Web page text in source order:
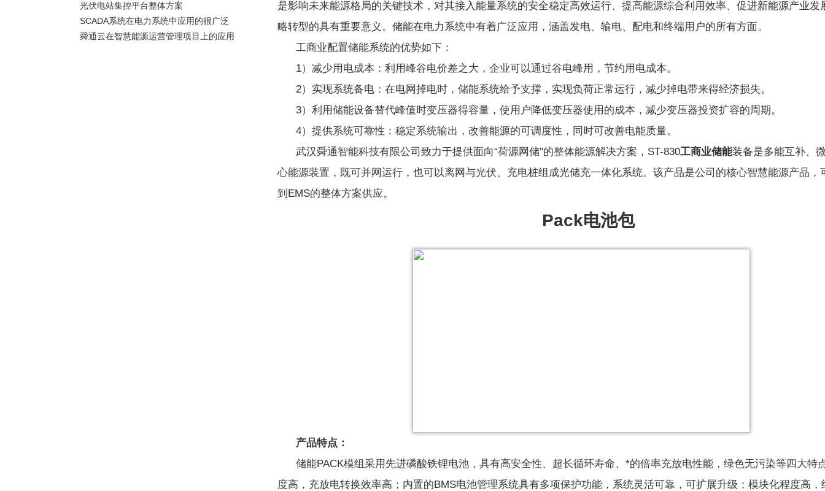
是影响未来能源格局的关键技术，对其接入能量系统的安全稳定高效运行、提高能源综合利用效率、促进新能源产业发
略转型的具有重要意义。储能在电力系统中有着广泛应用，涵盖发电、输电、配电和终端用户的所有方面。
工商业配置储能系统的优势如下：
1）减少用电成本：利用峰谷电价差之大，企业可以通过谷电峰用，节约用电成本。
2）实现系统备电：在电网掉电时，储能系统给予支撑，实现负荷正常运行，减少掉电带来得经济损失。
3）利用储能设备替代峰值时变压器得容量，使用户降低变压器使用的成本，减少变压器投资扩容的周期。
4）提供系统可靠性：稳定系统输出，改善能源的可调度性，同时可改善电能质量。
武汉舜通智能科技有限公司致力于提供面向“荷源网储"的整体能源解决方案，ST-830工商业储能装备是多能互补、
心能源装置，既可并网运行，也可以离网与光伏、充电桩组成光储充一体化系统。该产品是公司的核心智慧能源产品，
到EMS的整体方案供应。
Pack电池包
产品特点：
储能PACK模组采用先进磷酸铁锂电池，具有高安全性、超长循环寿命、*的倍率充放电性能，绿色无污染等四大特
度高，充放电转换效率高；内置的BMS电池管理系统具有多项保护功能，系统灵活可靠，可扩展升级；模块化程度高
光伏电站集控平台整体方案
SCADA系统在电力系统中应用的很广泛
舜通云在智慧能源运营管理项目上的应用